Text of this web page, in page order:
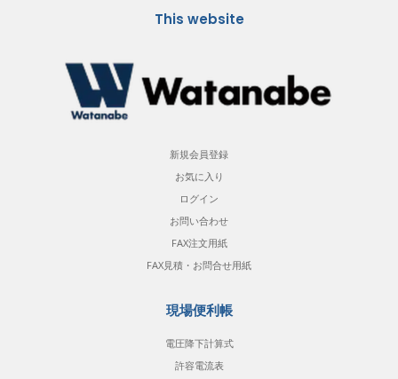
This website
新規会員登録
お気に入り
ログイン
お問い合わせ
FAX注文用紙
FAX見積・お問合せ用紙
現場便利帳
電圧降下計算式
許容電流表